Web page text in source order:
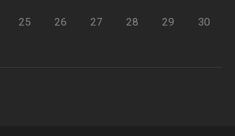
25 26 27 28 29 30